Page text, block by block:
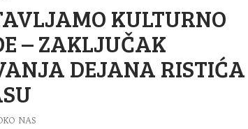
KULTURNO
– ZAKLJUČAK
DEJANA RISTIĆA
NAS